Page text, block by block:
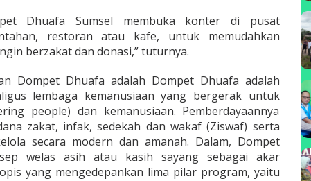
Dhuafa Sumsel membuka konter di pusat
restoran atau kafe, untuk memudahkan
berzakat dan donasi,” tuturnya.
Dompet Dhuafa adalah Dompet Dhuafa adalah
lembaga kemanusiaan yang bergerak untuk
people) dan kemanusiaan. Pemberdayaannya
zakat, infak, sedekah dan wakaf (Ziswaf) serta
secara modern dan amanah. Dalam, Dompet
welas asih atau kasih sayang sebagai akar
yang mengedepankan lima pilar program, yaitu